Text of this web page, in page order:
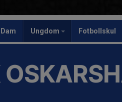
Dam Ungdom Fotbollskul